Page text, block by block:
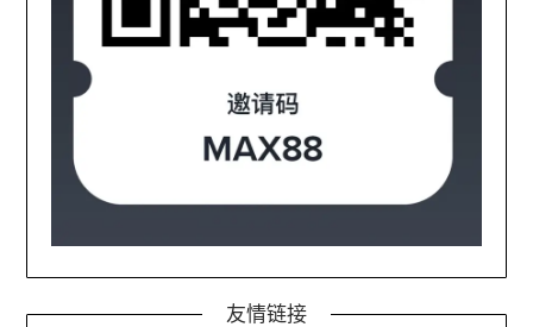
友情链接